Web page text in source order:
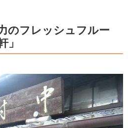
のフレッシュフルー
」